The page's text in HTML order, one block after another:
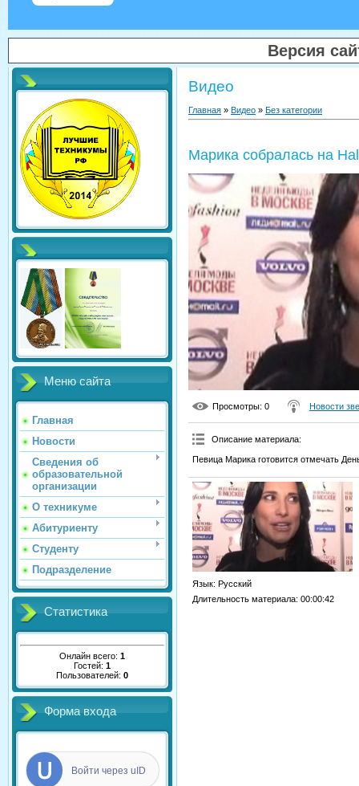
Версия
Меню сайта
Главная
Новости
Сведения об
образовательной
организации
О техникуме
Абитуриенту
Студенту
Подразделение
Статистика
Онлайн всего: 1
Гостей: 1
Пользователей: 0
Форма входа
Войти через uID
Видео
Главная » Видео » Без категории
Марика собралась на
Просмотры: 0 Новости
Описание материала:
Певица Марика готовится отмечать
Язык: Русский
Длительность материала: 00:00:42